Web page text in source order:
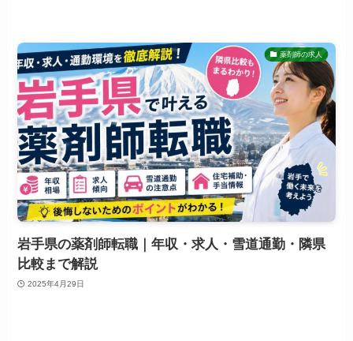
薬剤師の求人
岩手県の薬剤師転職｜年収・求人・雪道通勤・隣県
比較まで解説
2025年4月29日